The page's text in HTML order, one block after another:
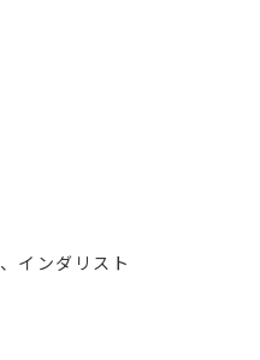
インダリスト